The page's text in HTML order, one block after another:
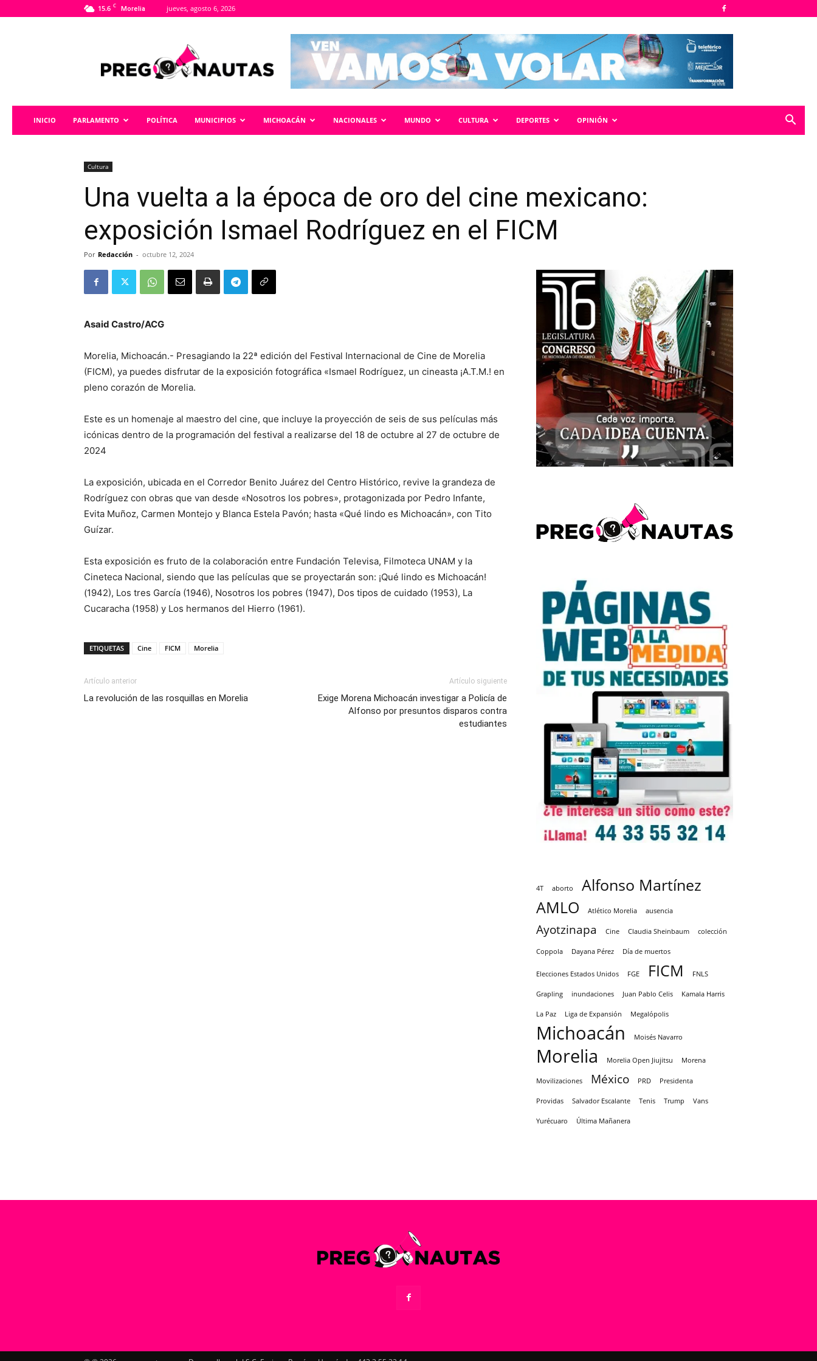
15.6 C Morelia jueves, agosto 6, 2026
INICIO PARLAMENTO POLÍTICA MUNICIPIOS MICHOACÁN NACIONALES MUNDO CULTURA DEPORTES OPINIÓN
Cultura
Una vuelta a la época de oro del cine mexicano:
exposición Ismael Rodríguez en el FICM
Por Redacción - octubre 12, 2024
Asaid Castro/ACG
Morelia, Michoacán.- Presagiando la 22ª edición del Festival Internacional de Cine de Morelia
(FICM), ya puedes disfrutar de la exposición fotográfica «Ismael Rodríguez, un cineasta ¡A.T.M.! en
pleno corazón de Morelia.
Este es un homenaje al maestro del cine, que incluye la proyección de seis de sus películas más
icónicas dentro de la programación del festival a realizarse del 18 de octubre al 27 de octubre de
2024
La exposición, ubicada en el Corredor Benito Juárez del Centro Histórico, revive la grandeza de
Rodríguez con obras que van desde «Nosotros los pobres», protagonizada por Pedro Infante,
Evita Muñoz, Carmen Montejo y Blanca Estela Pavón; hasta «Qué lindo es Michoacán», con Tito
Guízar.
Esta exposición es fruto de la colaboración entre Fundación Televisa, Filmoteca UNAM y la
Cineteca Nacional, siendo que las películas que se proyectarán son: ¡Qué lindo es Michoacán!
(1942), Los tres García (1946), Nosotros los pobres (1947), Dos tipos de cuidado (1953), La
Cucaracha (1958) y Los hermanos del Hierro (1961).
ETIQUETAS Cine FICM Morelia
Artículo anterior
La revolución de las rosquillas en Morelia
Artículo siguiente
Exige Morena Michoacán investigar a Policía de
Alfonso por presuntos disparos contra
estudiantes
4T aborto
Alfonso Martínez
AMLO
Atlético Morelia ausencia
Ayotzinapa Cine Claudia Sheinbaum colección
Coppola Dayana Pérez Día de muertos
Elecciones Estados Unidos FGE FICM FNLS
Grapling inundaciones Juan Pablo Celis Kamala Harris
La Paz Liga de Expansión Megalópolis
Michoacán Moisés Navarro
Morelia Morelia Open Jiujitsu Morena
Movilizaciones México PRD Presidenta
Providas Salvador Escalante Tenis Trump Vans
Yurécuaro Última Mañanera